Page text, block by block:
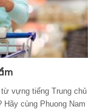
vựng tiếng Trung chủ
cùng Phuong Nam